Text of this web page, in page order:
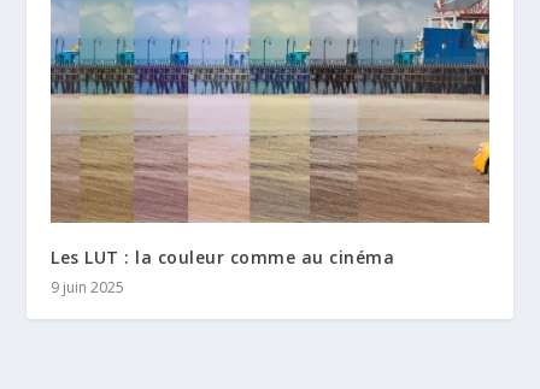
Les LUT : la couleur comme au cinéma
9 juin 2025